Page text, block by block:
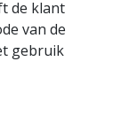
de klant
van de
gebruik